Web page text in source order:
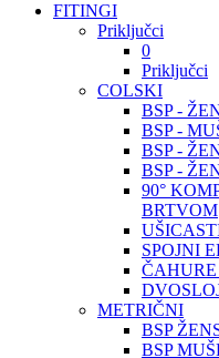
FITINGI
Priključci
0
Priključci
COLSKI
BSP -
BSP -
BSP -
BSP -
90°
BRTVOM
SPOJNI
METRIČNI
BSP
BSP